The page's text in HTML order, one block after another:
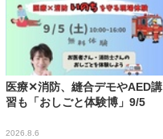
医療✕消防、縫合デモやAED講
習も「おしごと体験博」9/5
2026.8.6